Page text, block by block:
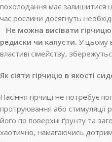
похолодання має
час рослини досягнуть
Не можна висівати гірчицю
редиски чи капусти. У цьому
властиві сімейству,
Як сіяти гірчицю в якості
Насіння гірчиці не потребує
протруювання або стимуляції
його по поверхні ґрунту та
хаотично, намагаючись